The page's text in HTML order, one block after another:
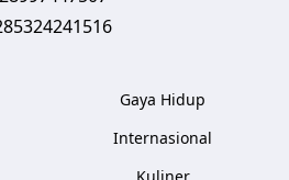
Gaya Hidup
Internasional